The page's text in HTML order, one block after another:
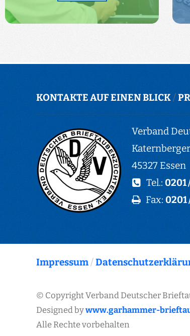
KONTAKTE AUF EINEN BLICK/
Verband
Katernberger
45327 Essen
Tel.: 0201
Fax: 0201
Impressum/
© Copyright Verband Deutscher
Designed bywww.garhammer-
Alle Rechte vorbehalten